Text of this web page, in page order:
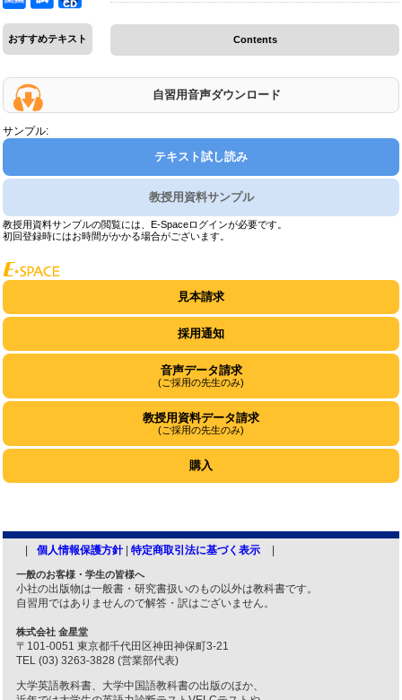
おすすめテキスト Contents
自習用音声ダウンロード
サンプル:
テキスト試し読み
教授用資料サンプル
教授用資料サンプルの閲覧には、E-Spaceログインが必要です。
初回登録時にはお時間がかかる場合がございます。
見本請求
採用通知
音声データ請求
(ご採用の先生のみ)
教授用資料データ請求
(ご採用の先生のみ)
購入
個人情報保護方針| 特定商取引法に基づく表示
一般のお客様・学生の皆様へ
小社の出版物は一般書・研究書扱いのもの以外は教科書です。
自習用ではありませんので解答・訳はございません。
株式会社 金星堂
〒101-0051 東京都千代田区神田神保町3-21
TEL (03) 3263-3828 (営業部代表)
大学英語教科書、大学中国語教科書の出版のほか、